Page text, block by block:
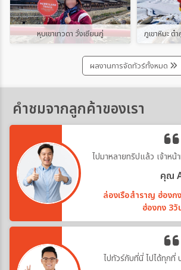
หุบเขาเทวดา วั่งเซียนกู่
ผลงานการจัดทัวร์ทั้งหมด
คำชมจากลูกค้าของเรา
ไปมาหลายทริปแล้ว เจ้าหน้
คุณ
ล่องเรือสำราญ ฮ่อง
ฮ่องกง 3
ไปทัวร์กับที่นี่ ไปได้ทุกที่